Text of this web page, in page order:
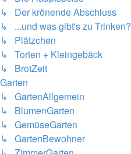
↳ Der krönende Abschluss
↳ ...und was gibt's zu Trinken?
↳ Plätzchen
↳ Torten + Kleingebäck
↳ BrotZeit
Garten
↳ GartenAllgemein
↳ BlumenGarten
↳ GemüseGarten
↳ GartenBewohner